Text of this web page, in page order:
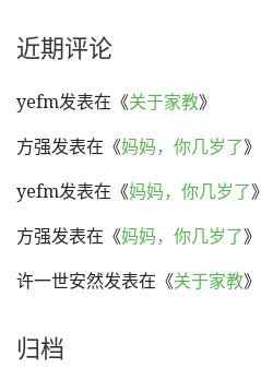
近期评论
yefm发表在《关于家教》
方强发表在《妈妈，你几岁了》
yefm发表在《妈妈，你几岁了》
方强发表在《妈妈，你几岁了》
许一世安然发表在《关于家教》
归档